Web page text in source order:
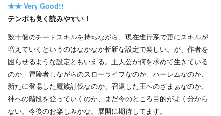
★★ Very Good!!
テンポも良く読みやすい！
数十個のチートスキルを持ちながら、現在進行系で更にスキルが
増えていくというのはなかなか斬新な設定で楽しい。が、作者を
困らせるような設定ともいえる。主人公が何を求めて生きている
のか、冒険者しながらのスローライフなのか、ハーレムなのか、
新たに登場した魔族討伐なのか、召還した王へのざまぁなのか、
神への階段を登っていくのか、まだ今のところ目的がよく分から
ない。今後のお楽しみかな。展開に期待してます。